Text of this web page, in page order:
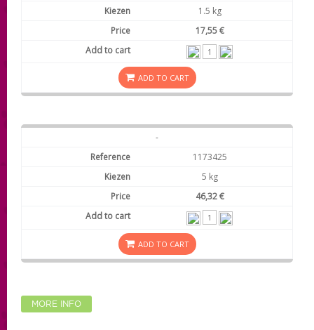
1.5 kg
17,55 €
ADD TO CART
-
1173425
5 kg
46,32 €
ADD TO CART
MORE INFO